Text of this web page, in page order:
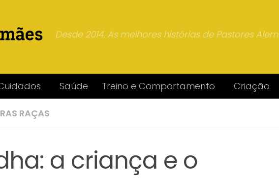
Desde 2014. As melhores histórias de Pastores
Saúde Treino e Comportamento Criação
RAÇAS
a criança e o